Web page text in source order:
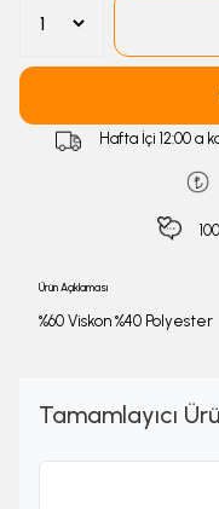
Hafta İçi 12:00 a
Ürün Açıklaması
%60 Viskon %40 Polyester
Tamamlayıcı